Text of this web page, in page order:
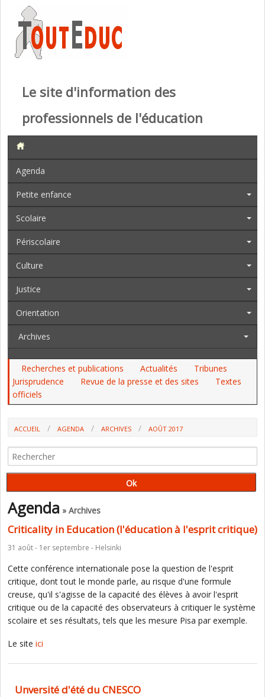
Le site d'information des
professionnels de l'éducation
Agenda
Petite enfance
Scolaire
Périscolaire
Culture
Justice
Orientation
Archives
Recherches et publications Actualités
Tribunes
Jurisprudence
Revue de la presse et des sites
Textes
officiels
ACCUEIL AGENDA ARCHIVES AOÛT 2017
Agenda » Archives
Criticality in Education (l'éducation à l'esprit critique)
31 août - 1er septembre - Helsinki
Cette conférence internationale pose la question de l'esprit
critique, dont tout le monde parle, au risque d'une formule
creuse, qu'il s'agisse de la capacité des élèves à avoir l'esprit
critique ou de la capacité des observateurs à critiquer le système
scolaire et ses résultats, tels que les mesure Pisa par exemple.
Le site ici
Unversité d'été du CNESCO